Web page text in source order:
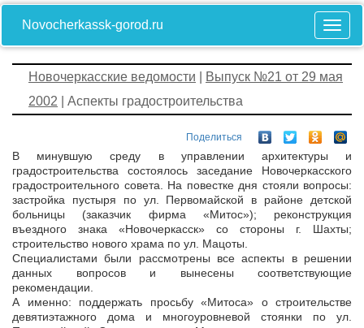
Novocherkassk-gorod.ru
Новочеркасские ведомости
Выпуск №21 от 29 мая
2002 | Аспекты градостроительства
Поделиться
В минувшую среду в управлении архитектуры и
градостроительства состоялось заседание Новочеркасского
градостроительного совета. На повестке дня стояли вопросы:
застройка пустыря по ул. Первомайской в районе детской
больницы (заказчик фирма «Митос»); реконструкция
въездного знака «Новочеркасск» со стороны г. Шахты;
строительство нового храма по ул. Мацоты.
Специалистами были рассмотрены все аспекты в решении
данных вопросов и вынесены соответствующие
рекомендации.
А именно: поддержать просьбу «Митоса» о строительстве
девятиэтажного дома и многоуровневой стоянки по ул.